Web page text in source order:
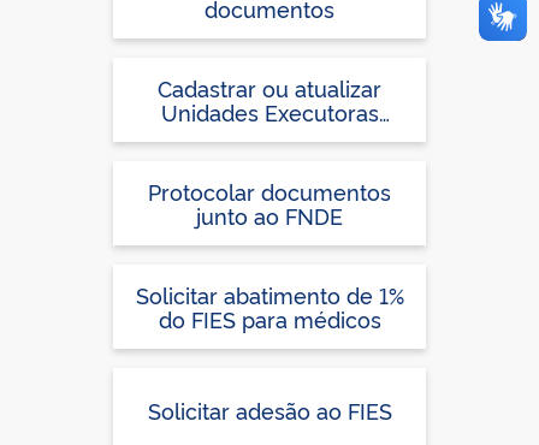
documentos
Cadastrar ou atualizar
Unidades Executoras
Próprias (UEx) ou confirmar
Sistema PDDEweb, para
participação no PDDE
Protocolar documentos
junto ao FNDE
Solicitar abatimento de 1%
do FIES para médicos
Solicitar adesão ao FIES